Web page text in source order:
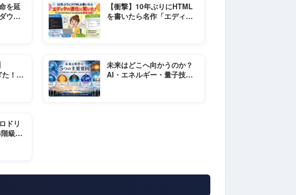
を延
ウ
【衝撃】10年ぶりにHTML
を書いたら名作「エディフ
！
未来はどこへ向かうのか？
AI・エネルギー・量子技術
ドリ
級制